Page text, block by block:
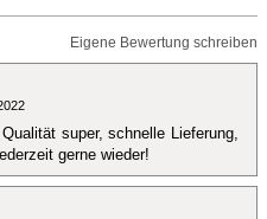
Eigene Bewertung schreiben
super, schnelle Lieferung,
gerne wieder!